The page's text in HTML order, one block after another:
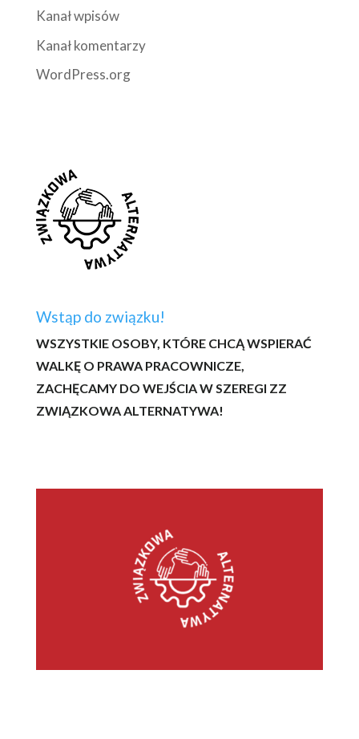
Kanał wpisów
Kanał komentarzy
WordPress.org
Wstąp do związku!
WSZYSTKIE OSOBY, KTÓRE CHCĄ WSPIERAĆ
WALKĘ O PRAWA PRACOWNICZE,
ZACHĘCAMY DO WEJŚCIA W SZEREGI ZZ
ZWIĄZKOWA ALTERNATYWA!